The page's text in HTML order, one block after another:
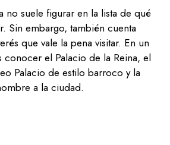
no suele figurar en la lista de qué
Sin embargo, también cuenta
que vale la pena visitar. En un
el Palacio de la Reina, el
Palacio de estilo barroco y la
a la ciudad.